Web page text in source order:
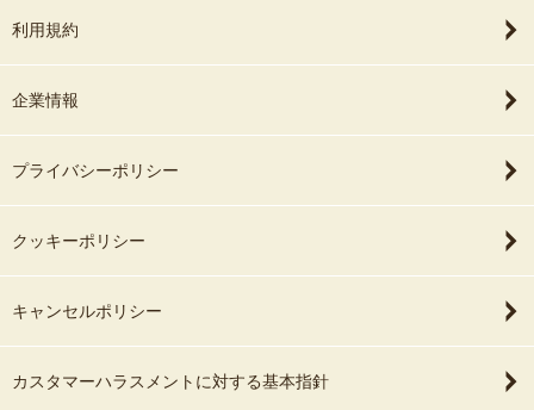
利用規約
企業情報
プライバシーポリシー
クッキーポリシー
キャンセルポリシー
カスタマーハラスメントに対する基本指針